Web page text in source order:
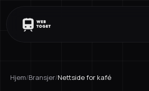
Hjem/Bransjer/Nettside for kafé